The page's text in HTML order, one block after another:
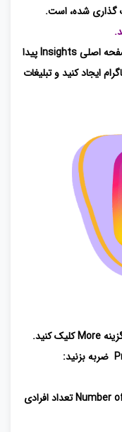
گذاری شده، است.
بخش تبلیغات (Promotions ) را در پایین صفحه اصلی Insights پیدا
ایجاد کنید و تبلیغات
برای مشاهده لیستی از تبلیغات قبلی بر روی گزینه More کلیک کنید.
Number of people who viewed the promotion تعداد افرادی